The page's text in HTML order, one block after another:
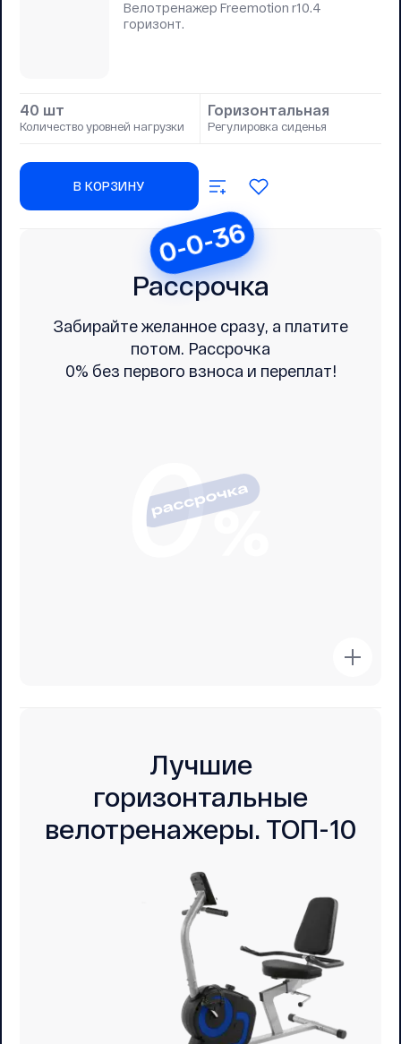
Велотренажер Freemotion r10.4
горизонт.
40 шт
Количество уровней нагрузки
Горизонтальная
Регулировка сиденья
В КОРЗИНУ
0-0-36
Рассрочка
Забирайте желанное сразу, а платите
потом. Рассрочка
0% без первого взноса и переплат!
Лучшие
горизонтальные
велотренажеры. ТОП-10